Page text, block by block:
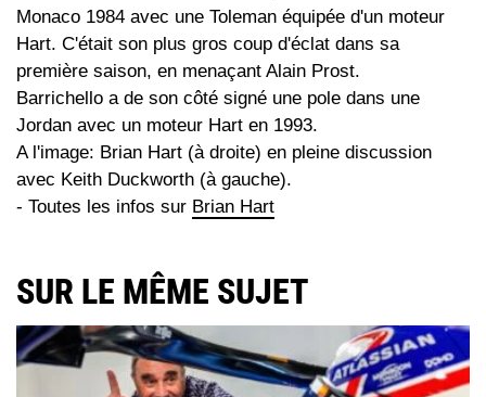
Monaco 1984 avec une Toleman équipée d'un moteur
Hart. C'était son plus gros coup d'éclat dans sa
première saison, en menaçant Alain Prost.
Barrichello a de son côté signé une pole dans une
Jordan avec un moteur Hart en 1993.
A l'image: Brian Hart (à droite) en pleine discussion
avec Keith Duckworth (à gauche).
- Toutes les infos sur Brian Hart
SUR LE MÊME SUJET